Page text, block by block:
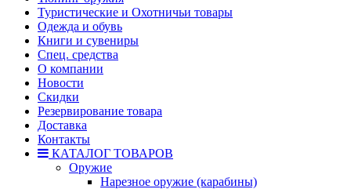
Туристические и Охотничьи товары
Одежда и обувь
Книги и сувениры
Спец. средства
О компании
Новости
Скидки
Резервирование товара
Доставка
Контакты
КАТАЛОГ ТОВАРОВ
Оружие
Нарезное оружие (карабины)